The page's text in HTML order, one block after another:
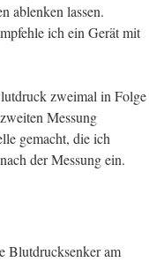
ablenken lassen.
ich ein Gerät mit
zweimal in Folge
Messung
gemacht, die ich
der Messung ein.
Blutdrucksenker am